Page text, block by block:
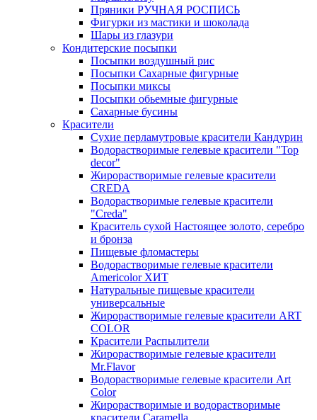
Пряники РУЧНАЯ РОСПИСЬ
Фигурки из мастики и шоколада
Шары из глазури
Кондитерские посыпки
Посыпки воздушный рис
Посыпки Сахарные фигурные
Посыпки миксы
Посыпки обьемные фигурные
Сахарные бусины
Красители
Сухие перламутровые красители Кандурин
Водорастворимые гелевые красители "Top
decor"
Жирорастворимые гелевые красители
CREDA
Водорастворимые гелевые красители
"Creda"
Краситель сухой Настоящее золото, серебро
и бронза
Пищевые фломастеры
Водорастворимые гелевые красители
Americolor ХИТ
Натуральные пищевые красители
универсальные
Жирорастворимые гелевые красители ART
COLOR
Красители Распылители
Жирорастворимые гелевые красители
Mr.Flavor
Водорастворимые гелевые красители Art
Color
Жирорастворимые и водорастворимые
красители Caramella